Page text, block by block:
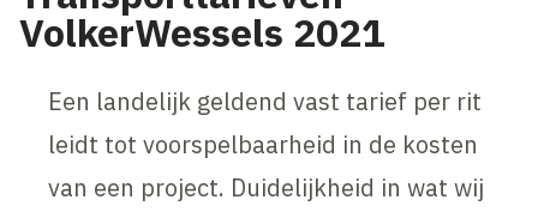
VolkerWessels 2021
Een landelijk geldend vast tarief per rit
leidt tot voorspelbaarheid in de kosten
van een project. Duidelijkheid in wat wij